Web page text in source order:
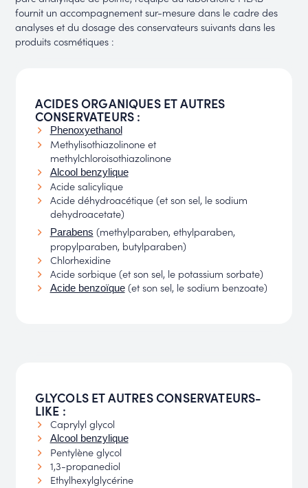
fournit un accompagnement sur-mesure dans le cadre des
analyses et du dosage des conservateurs suivants dans les
produits cosmétiques :
ACIDES ORGANIQUES ET AUTRES
CONSERVATEURS :
Phenoxyethanol
Methylisothiazolinone et
methylchloroisothiazolinone
Alcool benzylique
Acide salicylique
Acide déhydroacétique (et son sel, le sodium
dehydroacetate)
Parabens (methylparaben, ethylparaben,
propylparaben, butylparaben)
Chlorhexidine
Acide sorbique (et son sel, le potassium sorbate)
Acide benzoïque(et son sel, le sodium benzoate)
GLYCOLS ET AUTRES CONSERVATEURS-
LIKE :
Caprylyl glycol
Alcool benzylique
Pentylène glycol
1,3-propanediol
Ethylhexylglycérine